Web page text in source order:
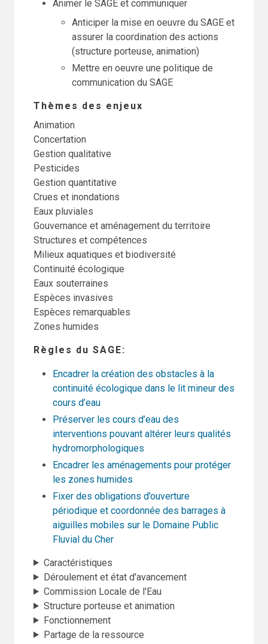
Animer le SAGE et communiquer
Anticiper la mise en oeuvre du SAGE et
assurer la coordination des actions
(structure porteuse, animation)
Mettre en oeuvre une politique de
communication du SAGE
Thèmes des enjeux
Animation
Concertation
Gestion qualitative
Pesticides
Gestion quantitative
Crues et inondations
Eaux pluviales
Gouvernance et aménagement du territoire
Structures et compétences
Milieux aquatiques et biodiversité
Continuité écologique
Eaux souterraines
Espèces invasives
Espèces remarquables
Zones humides
Règles du SAGE
Encadrer la création des obstacles à la
continuité écologique dans le lit mineur des
cours d’eau
Préserver les cours d’eau des
interventions pouvant altérer leurs qualités
hydromorphologiques
Encadrer les aménagements pour protéger
les zones humides
Fixer des obligations d’ouverture
périodique et coordonnée des barrages à
aiguilles mobiles sur le Domaine Public
Fluvial du Cher
Caractéristiques
Déroulement et état d'avancement
Commission Locale de l'Eau
Structure porteuse et animation
Fonctionnement
Partage de la ressource